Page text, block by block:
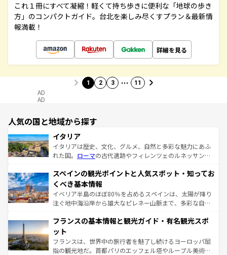
これ１冊にすべて凝縮！軽くて持ち歩きに便利な「地球の歩き
方」のコンパクトガイド。台北を楽しみ尽くすプラン＆最新情
報満載！
詳細を見る
1 2 3 … 11
AD
AD
人気の国と地域から探す
イタリア
イタリアは歴史、文化、グルメ、自然と多彩な魅力にあふ
れた国。 ローマの古代遺跡やフィレンツェのルネッサンス
ろん、トスカーナの美しい田園風景やアマルフィ海岸の絶
景など、自然景観も見逃せない。観光の合間には、本場の
ピザやパスタなど、絶品のイタリア料理を堪能することも
できる。朝目覚めてから夜眠るまで、すべての瞬間を楽し
なお、新着のイタリア情報はコンテンツ一覧を参照してほ
しい。
スペインの観光ポイントと人気スポット・知ってお
くべき基本情報
イベリア半島のほぼ80％を占めるスペインは、太陽が降り
注ぐ地中海沿岸から雄大なピレネー山脈まで、多彩な自然
文化が根付くこの国では、情熱的なフラメンコ、熱気あふ
れる闘牛、そして美味しいタパスが生活の一部となってい
る。首都マドリードの洗練された雰囲気や、バルセロナの
アートに溢れた街角から、地方では古代ローマ遺跡や中世
フランスの基本情報と観光ガイド・有名観光スポ
ット
フランスは、世界中の旅行者を魅了し続けるヨーロッパ屈
指の観光地だ。首都パリのエッフェル塔やルーブル美術館